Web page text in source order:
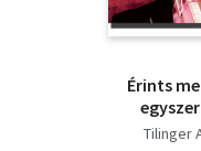
Érints
egyszer
Tilinger